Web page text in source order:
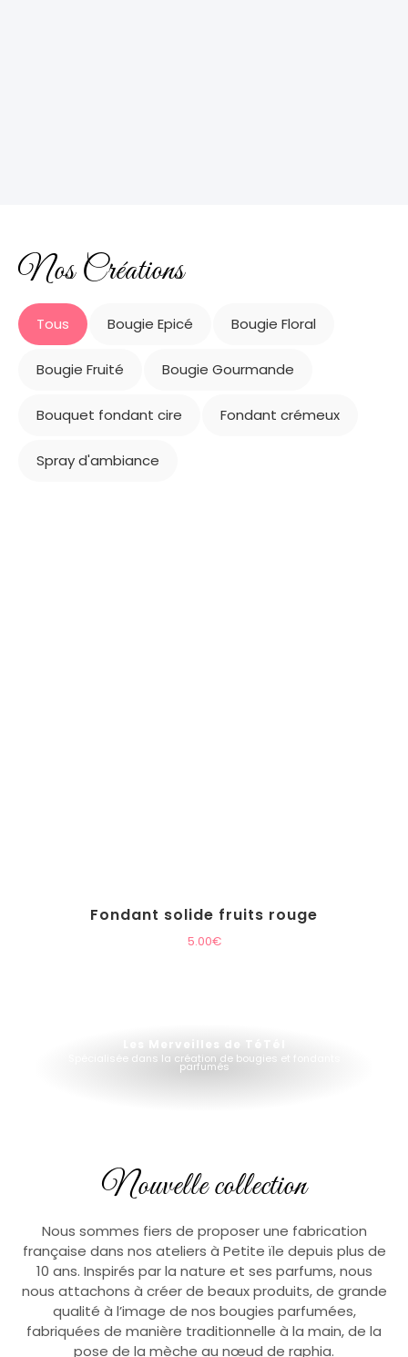
Nos Créations
Tous Bougie Epicé Bougie Floral
Bougie Fruité Bougie Gourmande
Bouquet fondant cire Fondant crémeux
Spray d'ambiance
Fondant solide fruits rouge
5.00€
Les Merveilles de TéTél
Spécialisée dans la création de bougies et fondants
parfumés
Nouvelle collection
Nous sommes fiers de proposer une fabrication
française dans nos ateliers à Petite ïle depuis plus de
10 ans. Inspirés par la nature et ses parfums, nous
nous attachons à créer de beaux produits, de grande
qualité à l’image de nos bougies parfumées,
fabriquées de manière traditionnelle à la main, de la
pose de la mèche au nœud de raphia.